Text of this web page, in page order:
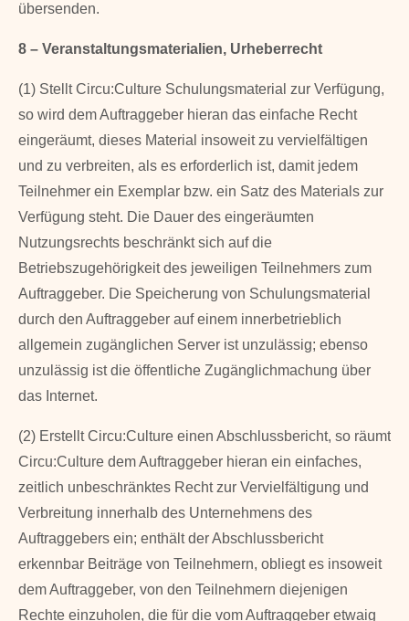
übersenden.
8 – Veranstaltungsmaterialien, Urheberrecht
(1) Stellt Circu:Culture Schulungsmaterial zur Verfügung,
so wird dem Auftraggeber hieran das einfache Recht
eingeräumt, dieses Material insoweit zu vervielfältigen
und zu verbreiten, als es erforderlich ist, damit jedem
Teilnehmer ein Exemplar bzw. ein Satz des Materials zur
Verfügung steht. Die Dauer des eingeräumten
Nutzungsrechts beschränkt sich auf die
Betriebszugehörigkeit des jeweiligen Teilnehmers zum
Auftraggeber. Die Speicherung von Schulungsmaterial
durch den Auftraggeber auf einem innerbetrieblich
allgemein zugänglichen Server ist unzulässig; ebenso
unzulässig ist die öffentliche Zugänglichmachung über
das Internet.
(2) Erstellt Circu:Culture einen Abschlussbericht, so räumt
Circu:Culture dem Auftraggeber hieran ein einfaches,
zeitlich unbeschränktes Recht zur Vervielfältigung und
Verbreitung innerhalb des Unternehmens des
Auftraggebers ein; enthält der Abschlussbericht
erkennbar Beiträge von Teilnehmern, obliegt es insoweit
dem Auftraggeber, von den Teilnehmern diejenigen
Rechte einzuholen, die für die vom Auftraggeber etwaig